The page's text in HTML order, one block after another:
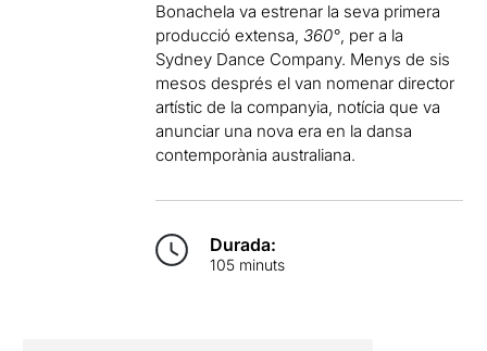
Bonachela va estrenar la seva primera
producció extensa,360°, per a la
Sydney Dance Company. Menys de sis
mesos després el van nomenar director
artístic de la companyia, notícia que va
anunciar una nova era en la dansa
contemporània australiana.
Durada:
105 minuts